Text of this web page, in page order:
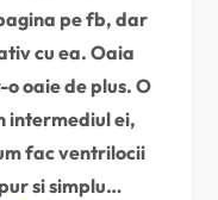
pe fb, dar
cu ea. Oaia
oaie de plus. O
intermediul ei,
fac ventrilocii
si simplu…